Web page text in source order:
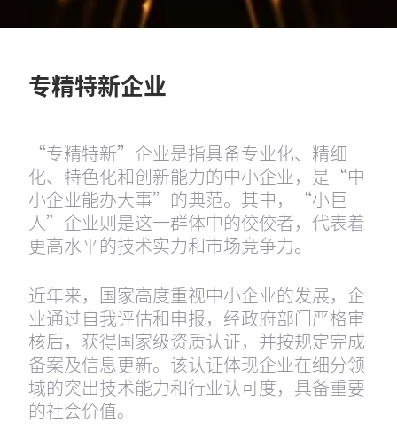
专精特新企业
“专精特新”企业是指具备专业化、精细
化、特色化和创新能力的中小企业，是“中
小企业能办大事”的典范。其中，“小巨
人”企业则是这一群体中的佼佼者，代表着
更高水平的技术实力和市场竞争力。
近年来，国家高度重视中小企业的发展，企
业通过自我评估和申报，经政府部门严格审
核后，获得国家级资质认证，并按规定完成
备案及信息更新。该认证体现企业在细分领
域的突出技术能力和行业认可度，具备重要
的社会价值。